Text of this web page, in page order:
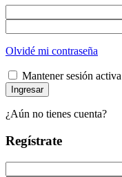
Olvidé mi contraseña
Mantener sesión activa
¿Aún no tienes cuenta?
Regístrate